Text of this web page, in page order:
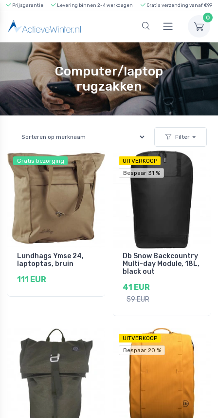
Prijsgarantie Levering binnen 2-4 werkdagen Gratis verzending vanaf €99
0
Computer/laptop
rugzakken
Filter
Gratis bezorging
Lundhags Ymse 24,
laptoptas, bruin
111 EUR
UITVERKOOP
Bespaar 31 %
Db Snow Backcountry
Multi-day Module, 18L,
black out
41 EUR
59 EUR
UITVERKOOP
Bespaar 20 %